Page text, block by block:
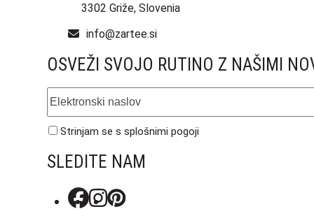
3302 Griže, Slovenia
info@zartee.si
OSVEŽI SVOJO RUTINO Z NAŠIMI
naslov
Strinjam se ssplošnimi pogoji
SLEDITE NAM
Facebook
Instagram
Pinterest